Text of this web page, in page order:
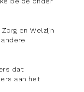
en Welzijn
dat
aan het